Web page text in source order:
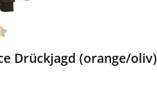
Drückjagd (orange/oliv)